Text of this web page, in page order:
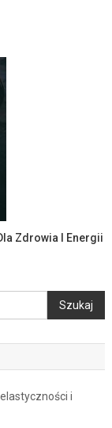
Zdrowia I Energii
Szukaj
i